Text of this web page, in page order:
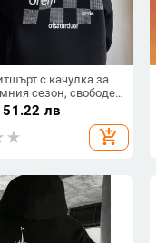
с качулка за
сезон, свободен
стил, пуловер
51.22 лв
add_shopping_cart